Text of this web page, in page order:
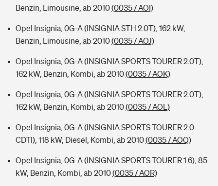
Benzin, Limousine, ab 2010(0035 / AOI)
Opel Insignia, 0G-A (INSIGNIA STH 2.0T), 162 kW,
Benzin, Limousine, ab 2010(0035 / AOJ)
Opel Insignia, 0G-A (INSIGNIA SPORTS TOURER 2.0T),
162 kW, Benzin, Kombi, ab 2010(0035 / AOK)
Opel Insignia, 0G-A (INSIGNIA SPORTS TOURER 2.0T),
162 kW, Benzin, Kombi, ab 2010(0035 / AOL)
Opel Insignia, 0G-A (INSIGNIA SPORTS TOURER 2.0
CDTI), 118 kW, Diesel, Kombi, ab 2010(0035 / AOQ)
Opel Insignia, 0G-A (INSIGNIA SPORTS TOURER 1.6), 85
kW, Benzin, Kombi, ab 2010(0035 / AOR)